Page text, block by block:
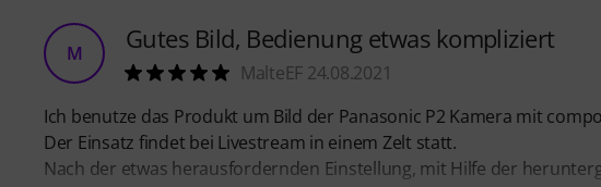
M Gutes Bild, Bedienung etwas kompliziert
MalteEF 24.08.2021
Ich benutze das Produkt um Bild der Panasonic P2 Kamera mit
Der Einsatz findet bei Livestream in einem Zelt statt.
Nach der etwas herausfordernden Einstellung, mit Hilfe der